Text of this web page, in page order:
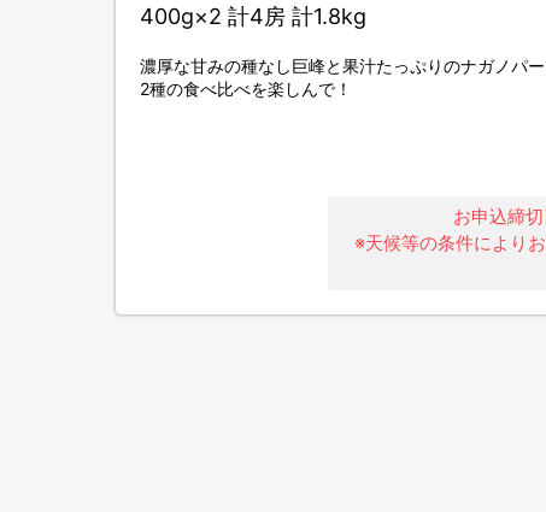
400g×2 計4房 計1.8kg
濃厚な甘みの種なし巨峰と果汁たっぷりのナガノパー
2種の食べ比べを楽しんで！
お申込締
※天候等の条件により